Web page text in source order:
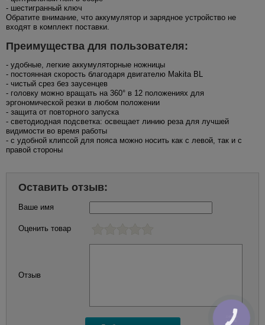
- шестигранный ключ
Обратите внимание, что аккумулятор и зарядное устройство не
входят в комплект поставки.
Преимущества для пользователя:
- удобные, легкие аккумуляторные ножницы
- постоянная скорость благодаря двигателю Makita BL
- чистый срез без заусенцев
- головку можно вращать на 360° в 12 положениях для
эргономической резки в любом положении
- защита от повторного запуска
- светодиодная подсветка: освещает линию реза для лучшей
видимости во время работы
- с удобной клипсой для пояса можно носить как с левой, так и с
правой стороны
Оставить отзыв:
Ваше имя
Оценить товар
Отзыв
КНОПКА
ЗВ'ЯЗКУ